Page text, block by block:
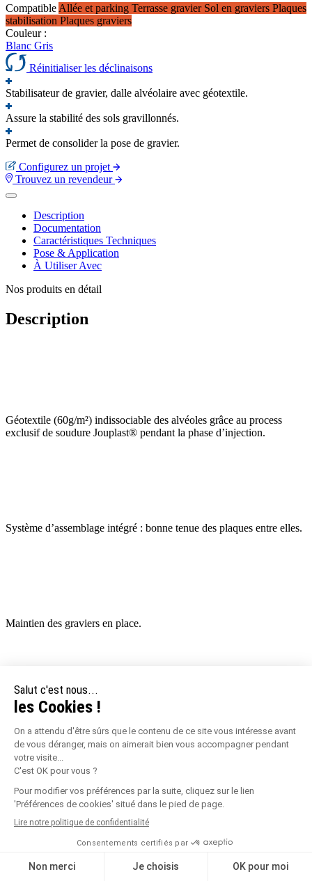
Compatible Allée et parking Terrasse gravier Sol en graviers Plaques
stabilisation Plaques graviers
Couleur :
Blanc Gris
Réinitialiser les déclinaisons
Stabilisateur de gravier, dalle alvéolaire avec géotextile.
Assure la stabilité des sols gravillonnés.
Permet de consolider la pose de gravier.
Configurez un projet
Trouvez un revendeur
Description
Documentation
Caractéristiques Techniques
Pose & Application
À Utiliser Avec
Nos produits en détail
Description
Géotextile (60g/m²) indissociable des alvéoles grâce au process
exclusif de soudure Jouplast® pendant la phase d’injection.
Système d’assemblage intégré : bonne tenue des plaques entre elles.
Maintien des graviers en place.
paysager. Idéale pour la réalisation d’allées piétonnes, allées de
jardin, parkings, chemins, allées circulables à usage privatif, public,
commercial ou industriel. Permet une finition esthétique (plaque
Made in France.
Garantie 10 ans.
Iso9001